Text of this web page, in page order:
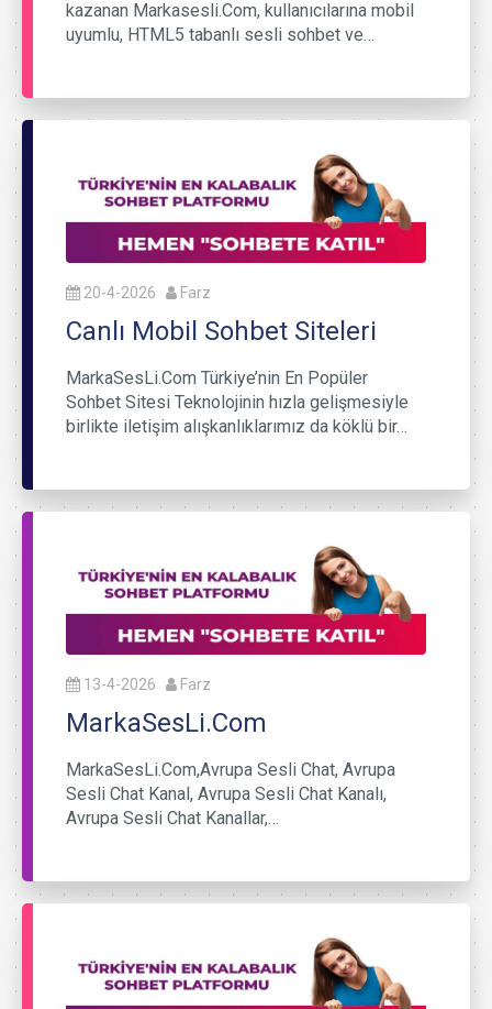
kazanan Markasesli.Com, kullanıcılarına mobil
uyumlu, HTML5 tabanlı sesli sohbet ve…
20-4-2026 Farz
Canlı Mobil Sohbet Siteleri
MarkaSesLi.Com Türkiye’nin En Popüler
Sohbet Sitesi Teknolojinin hızla gelişmesiyle
birlikte iletişim alışkanlıklarımız da köklü bir…
13-4-2026 Farz
MarkaSesLi.Com
MarkaSesLi.Com,Avrupa Sesli Chat, Avrupa
Sesli Chat Kanal, Avrupa Sesli Chat Kanalı,
Avrupa Sesli Chat Kanallar,…